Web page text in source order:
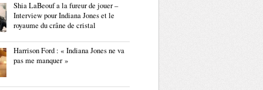
Shia LaBeouf a la fureur de jouer –
Interview pour Indiana Jones et le
royaume du crâne de cristal
Harrison Ford : « Indiana Jones ne va
pas me manquer »